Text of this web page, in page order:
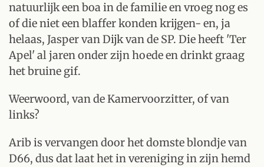
natuurlijk een boa in de familie en vroeg nog es
of die niet een blaffer konden krijgen- en, ja
helaas, Jasper van Dijk van de SP. Die heeft 'Ter
Apel' al jaren onder zijn hoede en drinkt graag
het bruine gif.
Weerwoord, van de Kamervoorzitter, of van
links?
Arib is vervangen door het domste blondje van
D66, dus dat laat het in vereniging in zijn hemd